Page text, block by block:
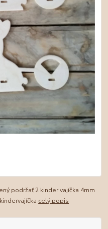
podržať 2 kinder vajíčka 4mm
celý popis